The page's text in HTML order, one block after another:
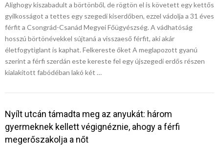
Alighogy kiszabadult a börtönből, de rögtön el is követett egy kettős
gyilkosságot a tettes egy szegedi kiserdőben, ezzel vádolja a 31 éves
férfit a Csongrád-Csanád Megyei Főügyészség. A vádhatóság
hosszú börtönévekkel sújtaná a visszaeső férfit, aki akár
életfogytiglant is kaphat. Felkereste őket A meglapozott gyanú
szerint a férfi szerdán este kereste fel egy újszegedi erdős részen
kialakított fabódéban lakó két …
Nyílt utcán támadta meg az anyukát: három
gyermeknek kellett végignéznie, ahogy a férfi
megerőszakolja a nőt